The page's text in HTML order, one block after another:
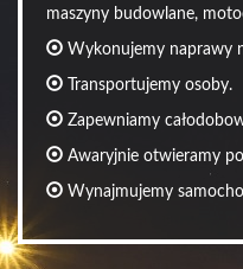
maszyny budowlane,
Wykonujemy naprawy
Transportujemy osoby.
Zapewniamy
Awaryjnie otwieramy
Wynajmujemy